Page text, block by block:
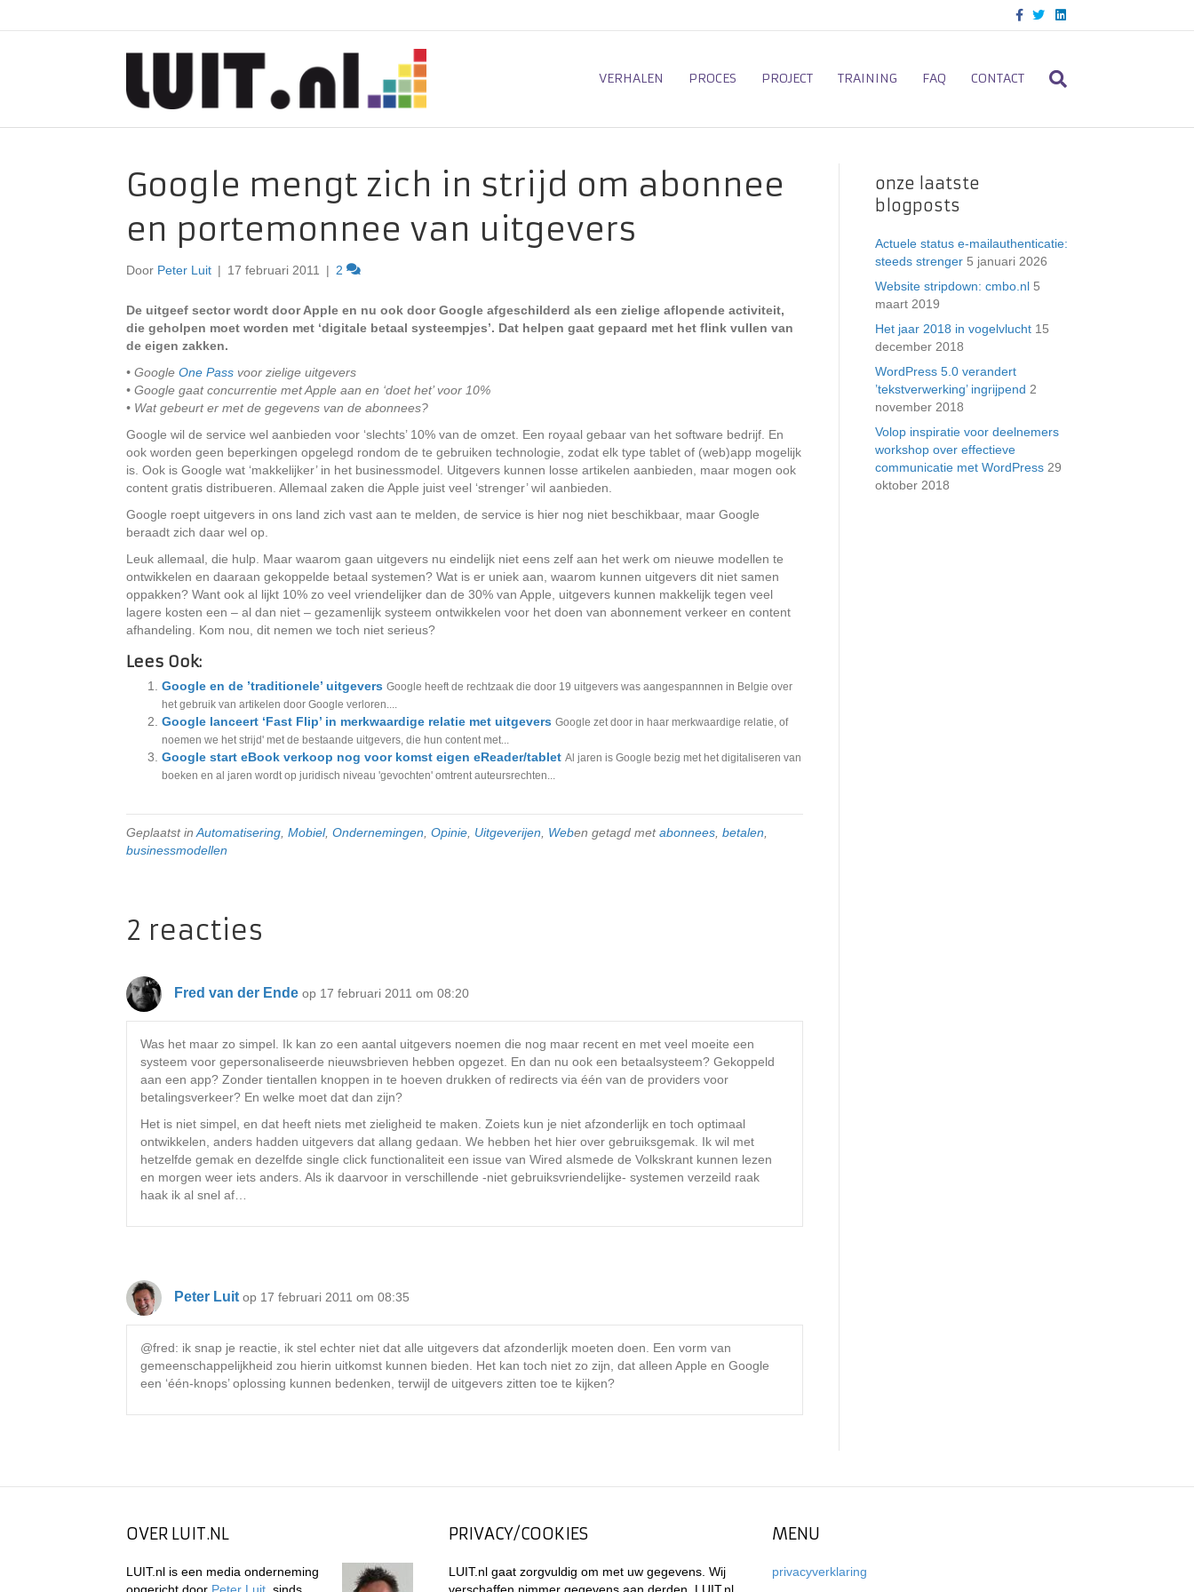
c
o
o
T
i
e
L
n
d
VERHALEN PROCES PROJECT TRAINING FAQ CONTACT
Google mengt zich in strijd om abonnee
en portemonnee van uitgevers
Door Peter Luit | 17 februari 2011 | 2
De uitgeef sector wordt door Apple en nu ook door Google afgeschilderd als een zielige aflopende activiteit,
die geholpen moet worden met ‘digitale betaal systeempjes’. Dat helpen gaat gepaard met het flink vullen van
de eigen zakken.
• Google One Pass voor zielige uitgevers
• Google gaat concurrentie met Apple aan en ‘doet het’ voor 10%
• Wat gebeurt er met de gegevens van de abonnees?
Google wil de service wel aanbieden voor ‘slechts’ 10% van de omzet. Een royaal gebaar van het software bedrijf. En
ook worden geen beperkingen opgelegd rondom de te gebruiken technologie, zodat elk type tablet of (web)app mogelijk
is. Ook is Google wat ‘makkelijker’ in het businessmodel. Uitgevers kunnen losse artikelen aanbieden, maar mogen ook
content gratis distribueren. Allemaal zaken die Apple juist veel ‘strenger’ wil aanbieden.
Google roept uitgevers in ons land zich vast aan te melden, de service is hier nog niet beschikbaar, maar Google
beraadt zich daar wel op.
Leuk allemaal, die hulp. Maar waarom gaan uitgevers nu eindelijk niet eens zelf aan het werk om nieuwe modellen te
ontwikkelen en daaraan gekoppelde betaal systemen? Wat is er uniek aan, waarom kunnen uitgevers dit niet samen
oppakken? Want ook al lijkt 10% zo veel vriendelijker dan de 30% van Apple, uitgevers kunnen makkelijk tegen veel
lagere kosten een – al dan niet – gezamenlijk systeem ontwikkelen voor het doen van abonnement verkeer en content
afhandeling. Kom nou, dit nemen we toch niet serieus?
Lees Ook:
Google en de ’traditionele’ uitgevers Google heeft de rechtzaak die door 19 uitgevers was aangespannnen in Belgie over
het gebruik van artikelen door Google verloren....
Google lanceert ‘Fast Flip’ in merkwaardige relatie met uitgevers Google zet door in haar merkwaardige relatie, of
noemen we het strijd' met de bestaande uitgevers, die hun content met...
Google start eBook verkoop nog voor komst eigen eReader/tablet Al jaren is Google bezig met het digitaliseren van
boeken en al jaren wordt op juridisch niveau 'gevochten' omtrent auteursrechten...
Geplaatst in Automatisering Mobiel, Ondernemingen Opinie Uitgeverijen Weben getagd metabonnees betalen
businessmodellen
2 reacties
Fred van der Ende op 17 februari 2011 om 08:20
Was het maar zo simpel. Ik kan zo een aantal uitgevers noemen die nog maar recent en met veel moeite een
systeem voor gepersonaliseerde nieuwsbrieven hebben opgezet. En dan nu ook een betaalsysteem? Gekoppeld
aan een app? Zonder tientallen knoppen in te hoeven drukken of redirects via één van de providers voor
betalingsverkeer? En welke moet dat dan zijn?
Het is niet simpel, en dat heeft niets met zieligheid te maken. Zoiets kun je niet afzonderlijk en toch optimaal
ontwikkelen, anders hadden uitgevers dat allang gedaan. We hebben het hier over gebruiksgemak. Ik wil met
hetzelfde gemak en dezelfde single click functionaliteit een issue van Wired alsmede de Volkskrant kunnen lezen
en morgen weer iets anders. Als ik daarvoor in verschillende -niet gebruiksvriendelijke- systemen verzeild raak
haak ik al snel af…
Peter Luit op 17 februari 2011 om 08:35
@fred: ik snap je reactie, ik stel echter niet dat alle uitgevers dat afzonderlijk moeten doen. Een vorm van
gemeenschappelijkheid zou hierin uitkomst kunnen bieden. Het kan toch niet zo zijn, dat alleen Apple en Google
een ‘één-knops’ oplossing kunnen bedenken, terwijl de uitgevers zitten toe te kijken?
onze laatste
blogposts
Actuele status e-mailauthenticatie:
steeds strenger 5 januari 2026
Website stripdown: cmbo.nl 5
maart 2019
Het jaar 2018 in vogelvlucht 15
december 2018
WordPress 5.0 verandert
’tekstverwerking’ ingrijpend 2
november 2018
Volop inspiratie voor deelnemers
workshop over effectieve
communicatie met WordPress 29
oktober 2018
OVER LUIT.NL
LUIT.nl is een media onderneming
PRIVACY/COOKIES
LUIT.nl gaat zorgvuldig om met uw gegevens. Wij
MENU
privacyverklaring